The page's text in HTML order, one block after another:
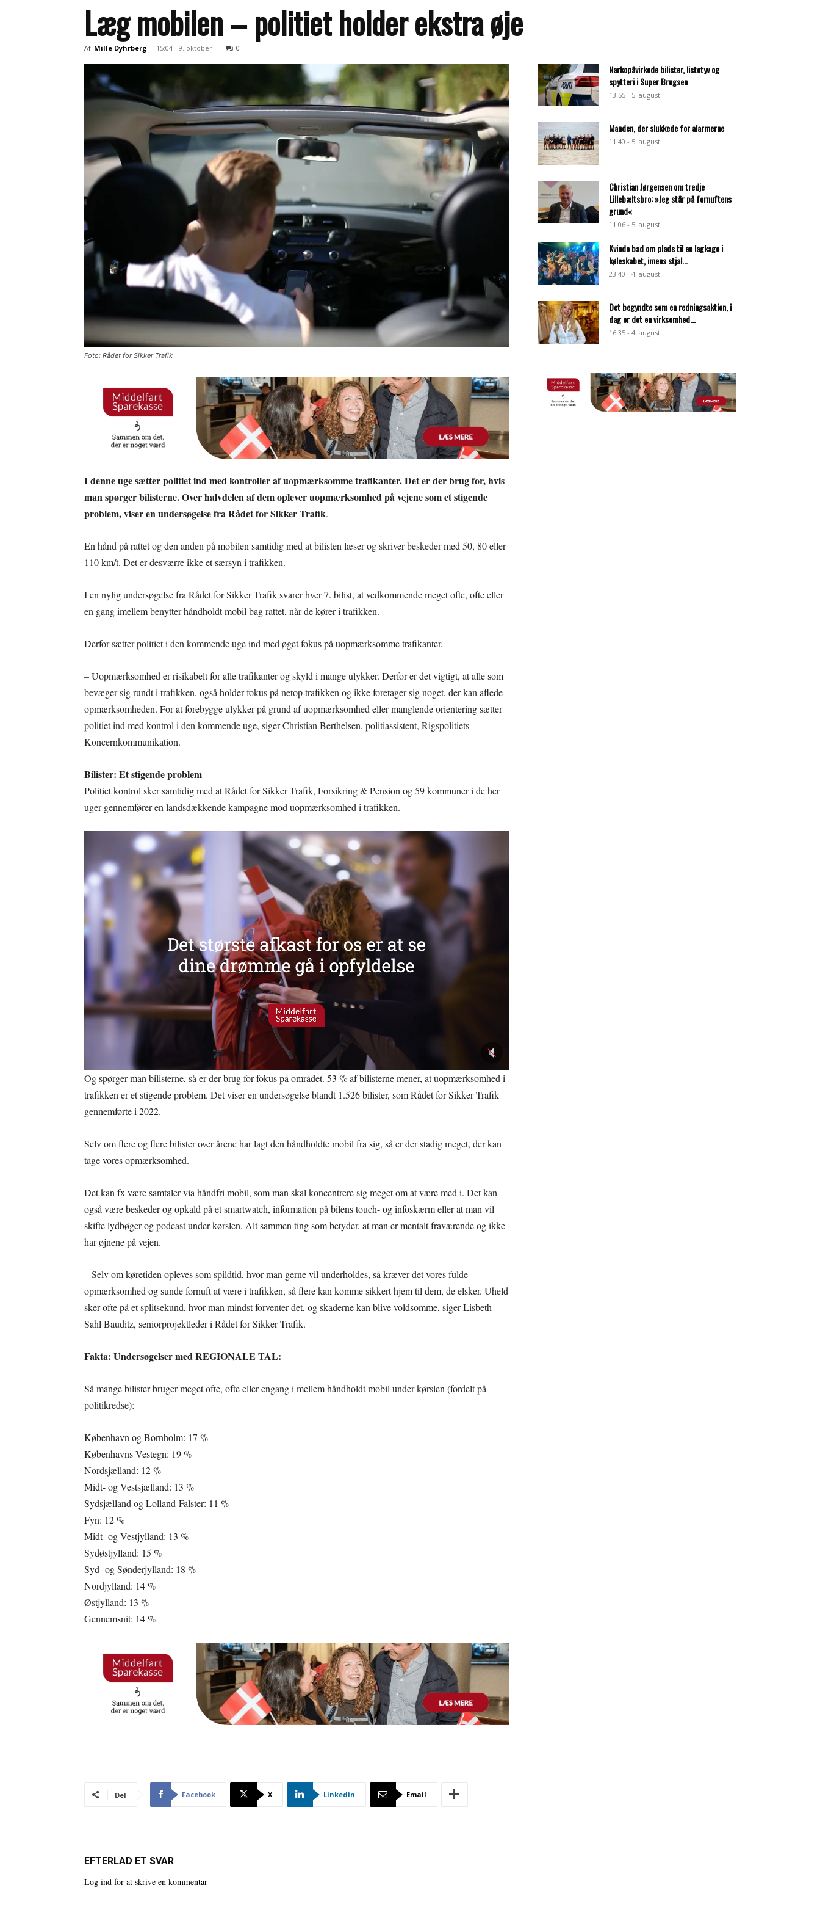
Læg mobilen – politiet holder ekstra øje
Af Mille Dyhrberg - 15:04 - 9. oktober 0
Foto: Rådet for Sikker Trafik
I denne uge sætter politiet ind med kontroller af uopmærksomme trafikanter. Det er der brug for, hvis
man spørger bilisterne. Over halvdelen af dem oplever uopmærksomhed på vejene som et stigende
problem, viser en undersøgelse fra Rådet for Sikker Trafik.
En hånd på rattet og den anden på mobilen samtidig med at bilisten læser og skriver beskeder med 50, 80 eller
110 km/t. Det er desværre ikke et særsyn i trafikken.
I en nylig undersøgelse fra Rådet for Sikker Trafik svarer hver 7. bilist, at vedkommende meget ofte, ofte eller
en gang imellem benytter håndholdt mobil bag rattet, når de kører i trafikken.
Derfor sætter politiet i den kommende uge ind med øget fokus på uopmærksomme trafikanter.
– Uopmærksomhed er risikabelt for alle trafikanter og skyld i mange ulykker. Derfor er det vigtigt, at alle som
bevæger sig rundt i trafikken, også holder fokus på netop trafikken og ikke foretager sig noget, der kan aflede
opmærksomheden. For at forebygge ulykker på grund af uopmærksomhed eller manglende orientering sætter
politiet ind med kontrol i den kommende uge, siger Christian Berthelsen, politiassistent, Rigspolitiets
Koncernkommunikation.
Bilister: Et stigende problem
Politiet kontrol sker samtidig med at Rådet for Sikker Trafik, Forsikring & Pension og 59 kommuner i de her
uger gennemfører en landsdækkende kampagne mod uopmærksomhed i trafikken.
Og spørger man bilisterne, så er der brug for fokus på området. 53 % af bilisterne mener, at uopmærksomhed i
trafikken er et stigende problem. Det viser en undersøgelse blandt 1.526 bilister, som Rådet for Sikker Trafik
gennemførte i 2022.
Selv om flere og flere bilister over årene har lagt den håndholdte mobil fra sig, så er der stadig meget, der kan
tage vores opmærksomhed.
Det kan fx være samtaler via håndfri mobil, som man skal koncentrere sig meget om at være med i. Det kan
også være beskeder og opkald på et smartwatch, information på bilens touch- og infoskærm eller at man vil
skifte lydbøger og podcast under kørslen. Alt sammen ting som betyder, at man er mentalt fraværende og ikke
har øjnene på vejen.
– Selv om køretiden opleves som spildtid, hvor man gerne vil underholdes, så kræver det vores fulde
opmærksomhed og sunde fornuft at være i trafikken, så flere kan komme sikkert hjem til dem, de elsker. Uheld
sker ofte på et splitsekund, hvor man mindst forventer det, og skaderne kan blive voldsomme, siger Lisbeth
Sahl Bauditz, seniorprojektleder i Rådet for Sikker Trafik.
Fakta: Undersøgelser med REGIONALE TAL:
Så mange bilister bruger meget ofte, ofte eller engang i mellem håndholdt mobil under kørslen (fordelt på
politikredse):
København og Bornholm: 17 %
Københavns Vestegn: 19 %
Nordsjælland: 12 %
Midt- og Vestsjælland: 13 %
Sydsjælland og Lolland-Falster: 11 %
Fyn: 12 %
Midt- og Vestjylland: 13 %
Sydøstjylland: 15 %
Syd- og Sønderjylland: 18 %
Nordjylland: 14 %
Østjylland: 13 %
Gennemsnit: 14 %
Del Facebook X Linkedin Email
EFTERLAD ET SVAR
Log ind for at skrive en kommentar
Narkopåvirkede bilister, listetyv og
spytteri i Super Brugsen
13:55 - 5. august
Manden, der slukkede for alarmerne
11:40 - 5. august
Christian Jørgensen om tredje
Lillebæltsbro: »Jeg står på fornuftens
grund«
11:06 - 5. august
Kvinde bad om plads til en lagkage i
køleskabet, imens stjal...
23:40 - 4. august
Det begyndte som en redningsaktion, i
dag er det en virksomhed...
16:35 - 4. august